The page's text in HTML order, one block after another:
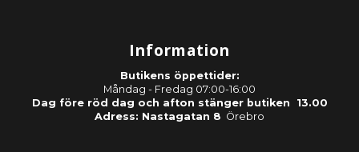
Information
Butikens öppettider:
Måndag - Fredag 07:00-16:00
Dag före röd dag och afton stänger butiken 13.00
Adress: Nastagatan 8 Örebro